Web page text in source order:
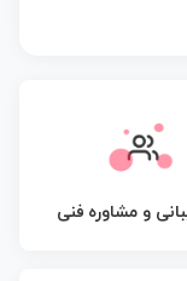
و مشاوره فنی